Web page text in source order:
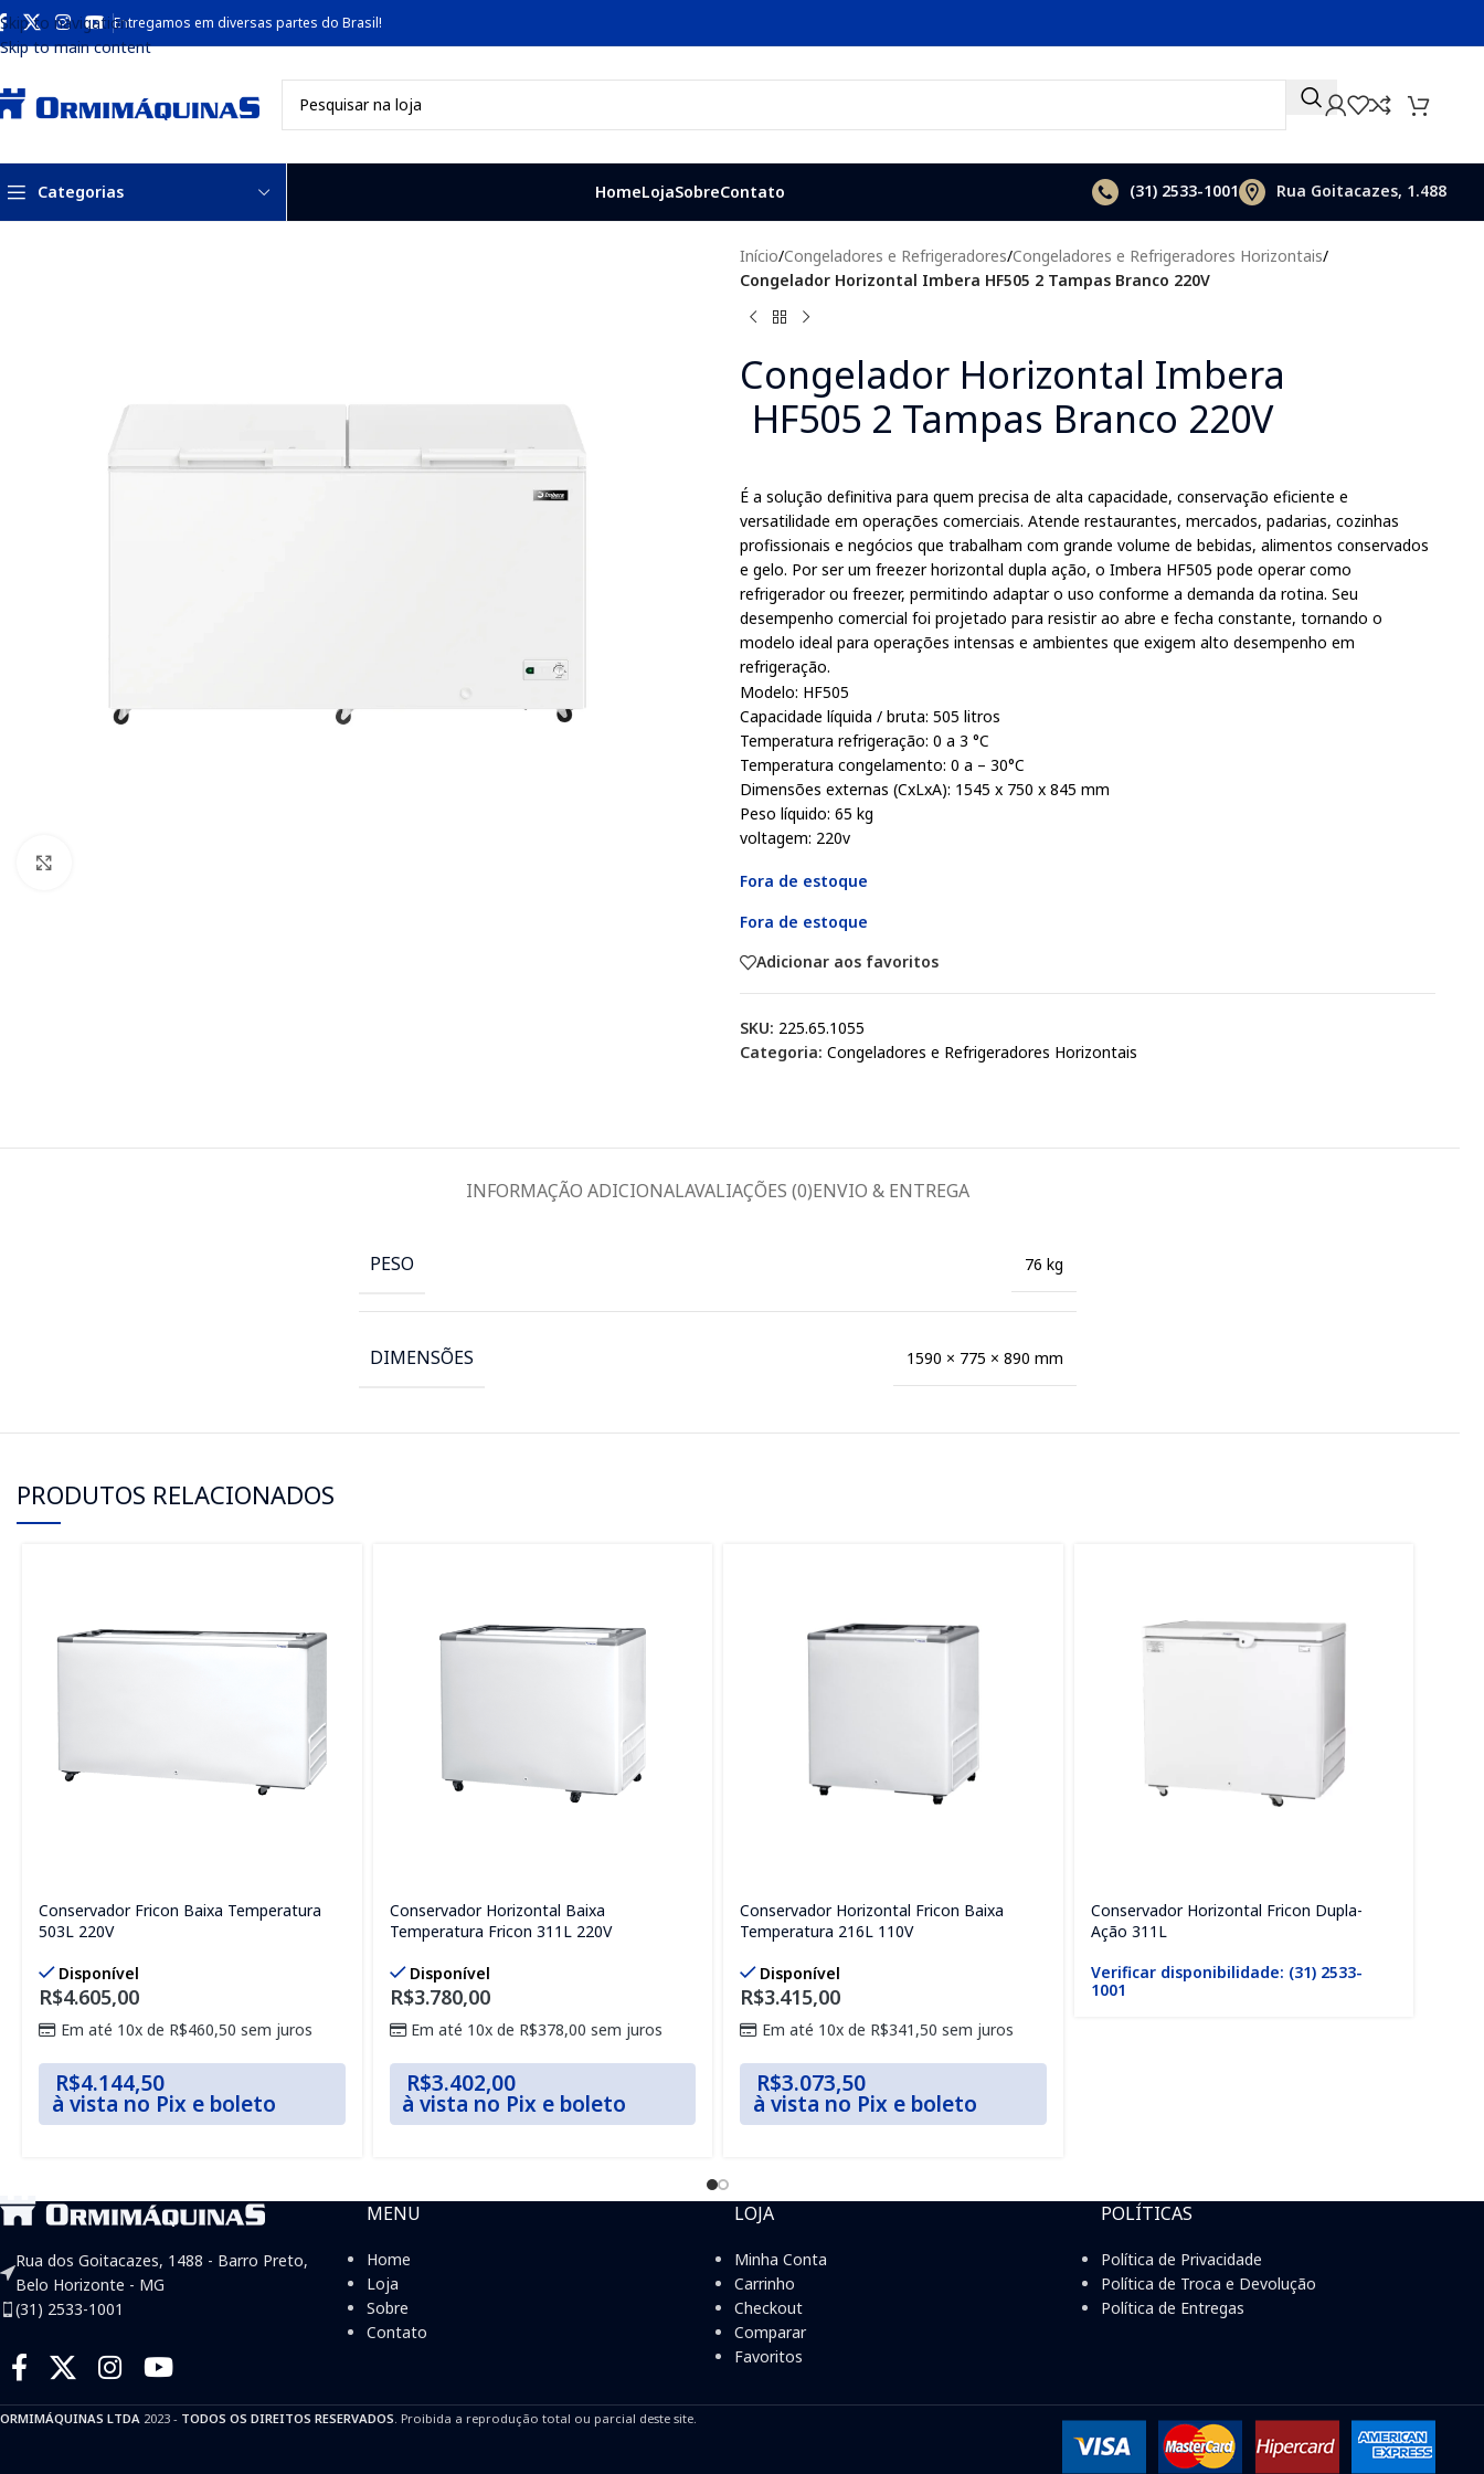
Skip to navigation
Skip to main content
Entregamos em diversas partes do Brasil!
Categorias HomeLojaSobreContato (31) 2533-1001 Rua Goitacazes, 1.488
Início/Congeladores e Refrigeradores/Congeladores e Refrigeradores Horizontais/
Congelador Horizontal Imbera HF505 2 Tampas Branco 220V
Congelador Horizontal Imbera
HF505 2 Tampas Branco 220V
É a solução definitiva para quem precisa de alta capacidade, conservação eficiente e
versatilidade em operações comerciais. Atende restaurantes, mercados, padarias, cozinhas
profissionais e negócios que trabalham com grande volume de bebidas, alimentos conservados
e gelo. Por ser um freezer horizontal dupla ação, o Imbera HF505 pode operar como
refrigerador ou freezer, permitindo adaptar o uso conforme a demanda da rotina. Seu
desempenho comercial foi projetado para resistir ao abre e fecha constante, tornando o
modelo ideal para operações intensas e ambientes que exigem alto desempenho em
refrigeração.
Modelo: HF505
Capacidade líquida / bruta: 505 litros
Temperatura refrigeração: 0 a 3 °C
Temperatura congelamento: 0 a – 30°C
Dimensões externas (CxLxA): 1545 x 750 x 845 mm
Peso líquido: 65 kg
voltagem: 220v
Fora de estoque
Fora de estoque
Adicionar aos favoritos
SKU: 225.65.1055
Categoria: Congeladores e Refrigeradores Horizontais
INFORMAÇÃO ADICIONALAVALIAÇÕES (0)ENVIO & ENTREGA
PESO 76 kg
DIMENSÕES 1590 × 775 × 890 mm
PRODUTOS RELACIONADOS
Conservador Fricon Baixa Temperatura
503L 220V
Disponível
R$4.605,00
Em até 10x de R$460,50 sem juros
R$4.144,50
à vista no Pix e boleto
Conservador Horizontal Baixa
Temperatura Fricon 311L 220V
Disponível
R$3.780,00
Em até 10x de R$378,00 sem juros
R$3.402,00
à vista no Pix e boleto
Conservador Horizontal Fricon Baixa
Temperatura 216L 110V
Disponível
R$3.415,00
Em até 10x de R$341,50 sem juros
R$3.073,50
à vista no Pix e boleto
Conservador Horizontal Fricon Dupla-
Ação 311L
Verificar disponibilidade: (31) 2533-
1001
Rua dos Goitacazes, 1488 - Barro Preto,
Belo Horizonte - MG
(31) 2533-1001
MENU
Home
Loja
Sobre
Contato
LOJA
Minha Conta
Carrinho
Checkout
Comparar
Favoritos
POLÍTICAS
Política de Privacidade
Política de Troca e Devolução
Política de Entregas
ORMIMÁQUINAS LTDA 2023 - TODOS OS DIREITOS RESERVADOS. Proibida a reprodução total ou parcial deste site.